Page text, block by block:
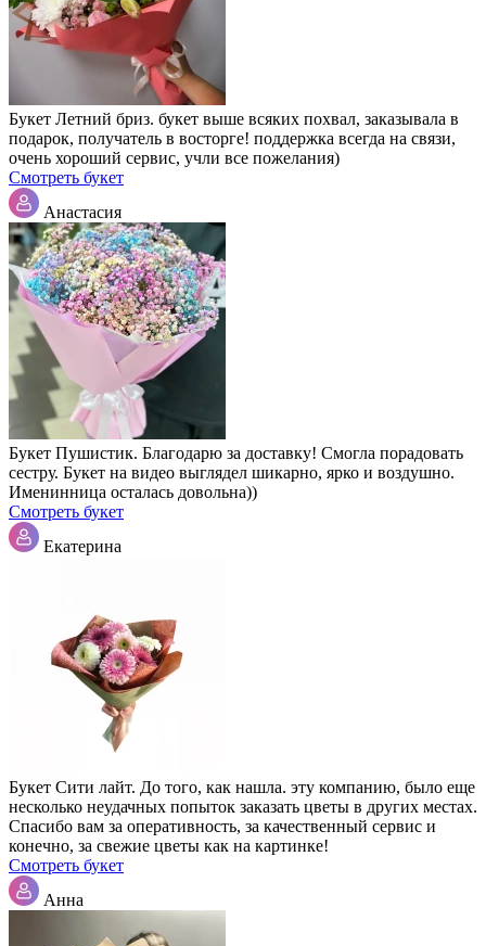
Букет Летний бриз. букет выше всяких похвал, заказывала в
подарок, получатель в восторге! поддержка всегда на связи,
очень хороший сервис, учли все пожелания)
Смотреть букет
Анастасия
Букет Пушистик. Благодарю за доставку! Смогла порадовать
сестру. Букет на видео выглядел шикарно, ярко и воздушно.
Именинница осталась довольна))
Смотреть букет
Екатерина
Букет Сити лайт. До того, как нашла. эту компанию, было еще
несколько неудачных попыток заказать цветы в других местах.
Спасибо вам за оперативность, за качественный сервис и
конечно, за свежие цветы как на картинке!
Смотреть букет
Анна